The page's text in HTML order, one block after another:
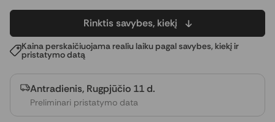
Rinktis savybes, kiekį
Kaina perskaičiuojama realiu laiku pagal savybes, kiekį ir
pristatymo datą
Antradienis, Rugpjūčio 11 d.
Preliminari pristatymo data